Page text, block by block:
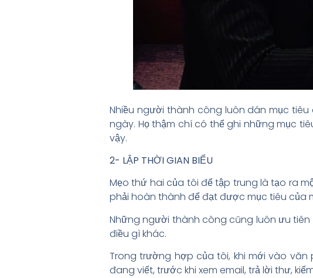
Nhiều người thành công luôn dán mục
ngày. Họ thậm chí có thể ghi những mục
vậy.
2- LẬP THỜI GIAN BIỂU
Mẹo thứ hai của tôi để tập trung là tạo ra
phải hoàn thành để đạt được mục tiêu của
Những người thành công cũng luôn ưu
điều gì khác.
Trong trường hợp của tôi, khi mới vào
đang viết, trước khi xem email, trả lời thư,